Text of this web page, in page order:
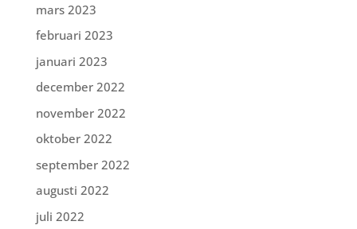
mars 2023
februari 2023
januari 2023
december 2022
november 2022
oktober 2022
september 2022
augusti 2022
juli 2022